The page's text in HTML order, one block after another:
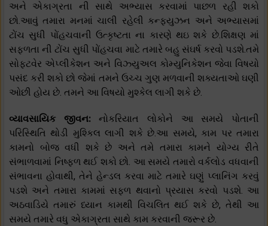
અને એકાગ્રતા ની સાથે અભ્યાસ કરવામાં પાછળ રહી શકો
છો.આવું તમારા મનમાં ચાલી રહેલી કન્ફ્યુઝન અને અભ્યાસમાં
ટોંચ સુધી પોંહચવાની ઉત્કૃષ્ટતા ના કારણે થઇ શકે છે.શિક્ષણ માં
સફળતા ની ટોંચ સુધી પોંહચવા માટે તમારે બહુ સંઘર્ષ કરવો પડશે.તમે
સોફ્ટવેર એપ્લીકેશન અને વિઝ્યુઅલ કોમ્યુનિકેશન જેવા વિષયો
પસંદ કરી શકો છો જેમાં તમને ઉચ્ચ ગુણ મળવાની શક્યતાઓ ઘણી
ઓછી હોય છે. તમને આ વિષયો મુશ્કેલ લાગી શકે છે.
વ્યાવસાયિક જીવન:નોકરિયાત લોકોને આ સમયે પોતાની
પરિસ્થિતિ થોડી મુશ્કિલ લાગી શકે છે.આ સમયે, કામ પર તમારા
કામનો બોજ વધી શકે છે અને તમે તમારા કામને યોગ્ય રીતે
સંભાળવામાં નિષ્ફળ થઈ શકો છો. આ સમયે તમારો વર્કલોડ વધવાની
સંભાવના હોવાથી, તેને હેન્ડલ કરવા માટે તમારે ઘણું પ્લાનિંગ કરવું
પડશે અને તમારા કામમાં સફળ થવાનો પ્રયાસ કરવો પડશે. આ
અઠવાડિયે તમારું ધ્યાન કામથી વિચલિત થઈ શકે છે, તેથી આ
સમયે તમારે વધુ એકાગ્રતા સાથે કામ કરવાની જરૂર છે.